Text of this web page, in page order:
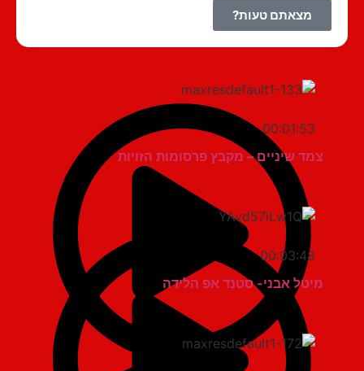
מצאתם טעות?
00:01:53
צמד שיניים – מקבץ פרסומות הזויות
00:03:48
מיטל אבני- סטנד אפ הלידה